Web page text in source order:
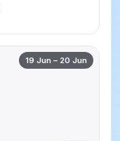
19 Jun – 20 Jun